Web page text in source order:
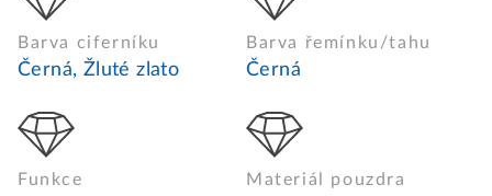
Barva ciferníku
Černá, Žluté zlato
Barva řemínku/tahu
Černá
Funkce Materiál pouzdra